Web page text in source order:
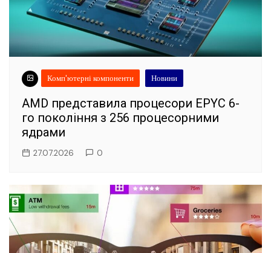
Комп'ютерні компоненти Новини
AMD представила процесори EPYC 6-
го покоління з 256 процесорними
ядрами
27.07.2026 0